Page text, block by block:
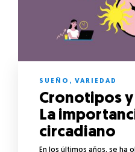
SUEÑO , VARIEDAD
Cronotipos
La
circadiano
En los últimos años, se ha